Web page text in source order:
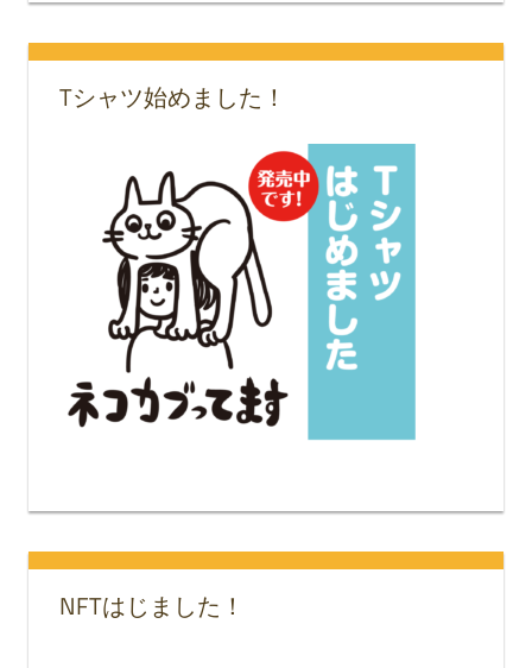
Tシャツ始めました！
NFTはじました！